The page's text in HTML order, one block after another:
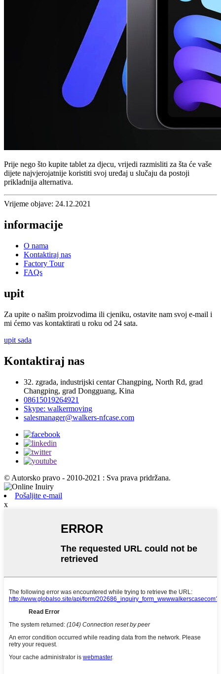
Prije nego što kupite tablet za djecu, vrijedi razmisliti za šta će vaše
dijete najvjerojatnije koristiti svoj uređaj u slučaju da postoji
prikladnija alternativa.
Vrijeme objave: 24.12.2021
informacije
O nama
Kontaktiraj nas
Factory Tour
FAQs
upit
Za upite o našim proizvodima ili cjeniku, ostavite nam svoj e-mail i
mi ćemo vas kontaktirati u roku od 24 sata.
upit sada
Kontaktiraj nas
32. zgrada, industrijski centar Changping, North Rd, grad
Changping, grad Dongguang, Kina
08615019264921
Skype: walkermoving
salesmanager@walkers-nfcase.com
© Autorsko pravo - 2010-2021 : Sva prava pridržana.
Pošaljite e-mail
x